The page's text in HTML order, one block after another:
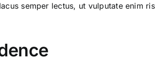
semper lectus, ut vulputate enim